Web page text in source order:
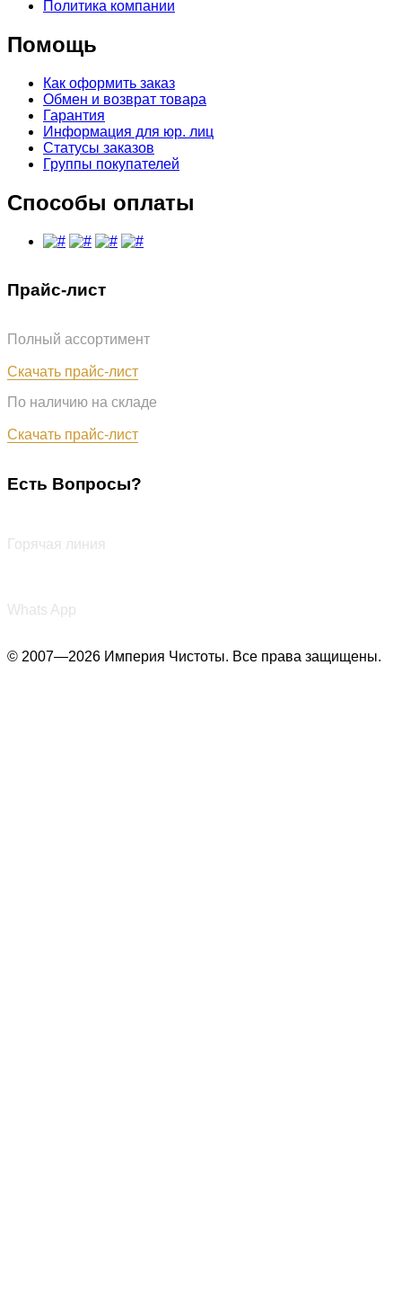
Политика компании
Помощь
Как оформить заказ
Обмен и возврат товара
Гарантия
Информация для юр. лиц
Статусы заказов
Группы покупателей
Способы оплаты
Прайс-лист
Полный ассортимент
Скачать прайс-лист
По наличию на складе
Скачать прайс-лист
Есть Вопросы?
Горячая линия
Whats App
© 2007—2026 Империя Чистоты. Все права защищены.